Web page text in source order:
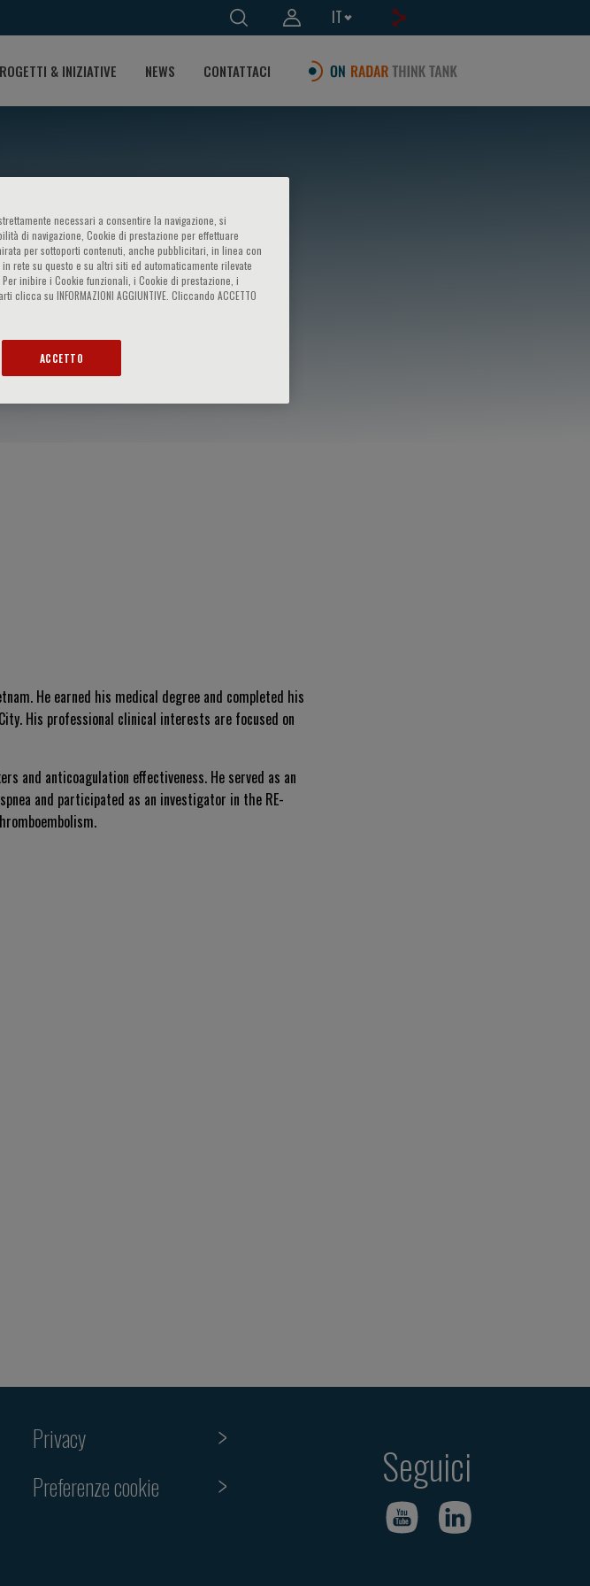
IT
& INIZIATIVE NEWS CONTATTACI
He earned his medical degree and completed his
His professional clinical interests are focused on
and anticoagulation effectiveness. He served as an
and participated as an investigator in the RE-
Privacy
Preferenze cookie
Seguici
necessari a consentire la navigazione, si
di navigazione, Cookie di prestazione per effettuare
per sottoporti contenuti, anche pubblicitari, in linea con
rete su questo e su altri siti ed automaticamente rilevate
inibire i Cookie funzionali, i Cookie di prestazione, i
su INFORMAZIONI AGGIUNTIVE. Cliccando ACCETTO
ACCETTO